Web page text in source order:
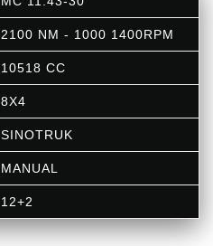
2100 NM - 1000 1400RPM
10518 CC
8X4
SINOTRUK
MANUAL
12+2